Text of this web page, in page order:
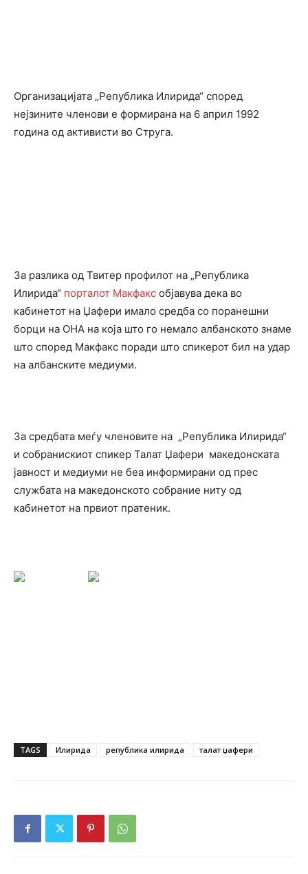
Организацијата „Република Илирида“ според
нејзините членови е формирана на 6 април 1992
година од активисти во Струга.
За разлика од Твитер профилот на „Република
Илирида“ порталот Макфакс објавува дека во
кабинетот на Џафери имало средба со поранешни
борци на ОНА на која што го немало албанското знаме
што според Макфакс поради што спикерот бил на удар
на албанските медиуми.
За средбата меѓу членовите на „Република Илирида“
и собранискиот спикер Талат Џафери македонската
јавност и медиуми не беа информирани од прес
службата на македонското собрание ниту од
кабинетот на првиот пратеник.
TAGS Илирида република илирида талат џафери